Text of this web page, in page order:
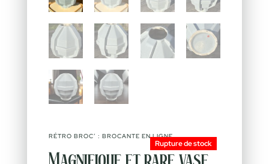
RÉTRO BROC’ : BROCANTE EN LIGNE
Rupture de stock